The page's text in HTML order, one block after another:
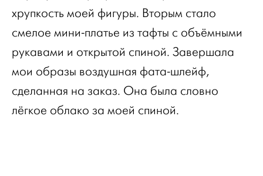
хрупкость моей фигуры. Вторым стало
смелое мини-платье из тафты с объёмными
рукавами и открытой спиной. Завершала
мои образы воздушная фата-шлейф,
сделанная на заказ. Она была словно
лёгкое облако за моей спиной.